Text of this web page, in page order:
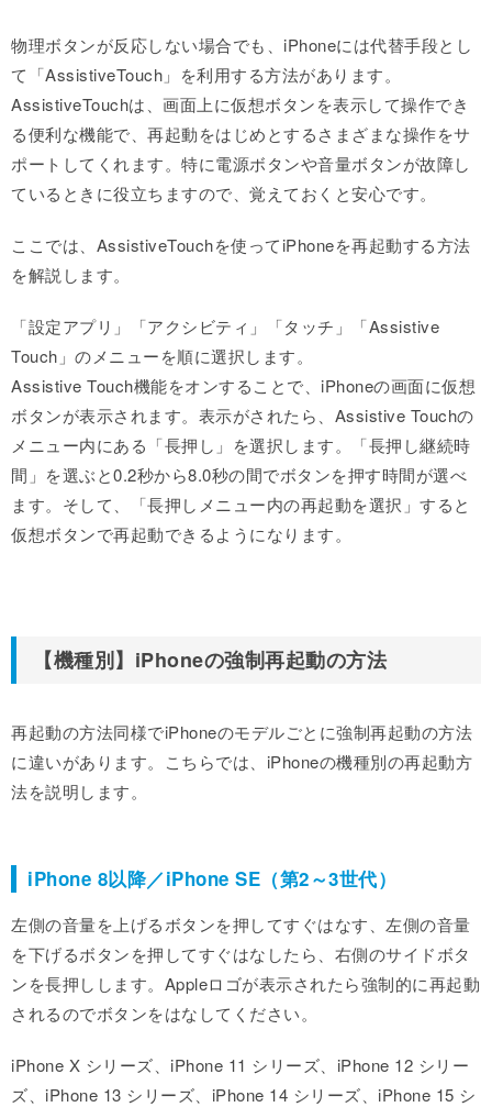
物理ボタンが反応しない場合でも、iPhoneには代替手段とし
て「AssistiveTouch」を利用する方法があります。
AssistiveTouchは、画面上に仮想ボタンを表示して操作でき
る便利な機能で、再起動をはじめとするさまざまな操作をサ
ポートしてくれます。特に電源ボタンや音量ボタンが故障し
ているときに役立ちますので、覚えておくと安心です。
ここでは、AssistiveTouchを使ってiPhoneを再起動する方法
を解説します。
「設定アプリ」「アクシビティ」「タッチ」「Assistive
Touch」のメニューを順に選択します。
Assistive Touch機能をオンすることで、iPhoneの画面に仮想
ボタンが表示されます。表示がされたら、Assistive Touchの
メニュー内にある「長押し」を選択します。「長押し継続時
間」を選ぶと0.2秒から8.0秒の間でボタンを押す時間が選べ
ます。そして、「長押しメニュー内の再起動を選択」すると
仮想ボタンで再起動できるようになります。
【機種別】iPhoneの強制再起動の方法
再起動の方法同様でiPhoneのモデルごとに強制再起動の方法
に違いがあります。こちらでは、iPhoneの機種別の再起動方
法を説明します。
iPhone 8以降／iPhone SE（第2～3世代）
左側の音量を上げるボタンを押してすぐはなす、左側の音量
を下げるボタンを押してすぐはなしたら、右側のサイドボタ
ンを長押しします。Appleロゴが表示されたら強制的に再起動
されるのでボタンをはなしてください。
iPhone X シリーズ、iPhone 11 シリーズ、iPhone 12 シリー
ズ、iPhone 13 シリーズ、iPhone 14 シリーズ、iPhone 15 シ